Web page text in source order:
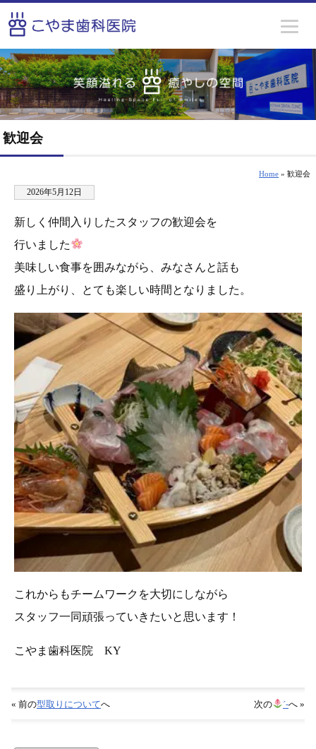
歓迎会
Home » 歓迎会
2026年5月12日
新しく仲間入りしたスタッフの歓迎会を
行いました
美味しい食事を囲みながら、みなさんと話も
盛り上がり、とても楽しい時間となりました。
これからもチームワークを大切にしながら
スタッフ一同頑張っていきたいと思います！
こやま歯科医院 KY
« 前の型取りについてへ 次の ´-へ »